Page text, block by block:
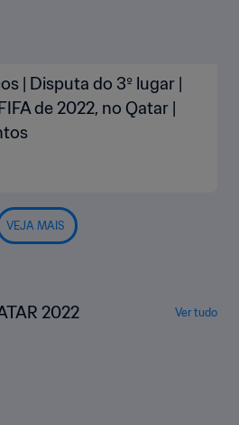
| Disputa do 3º lugar |
de 2022, no Qatar |
VEJA MAIS
2022 Ver tudo